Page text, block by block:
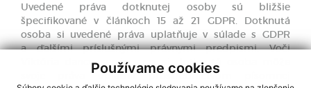
Používame cookies
Uvedené práva dotknutej osoby sú bližšie
špecifikované v článkoch 15 až 21 GDPR. Dotknutá
osoba si uvedené práva uplatňuje v súlade s GDPR
a ďalšími príslušnými právnymi predpismi. Voči
Viktória dance servis, s.r.o, si dotknutá osoba môže
svoje práva uplatniť prostredníctvom písomnej